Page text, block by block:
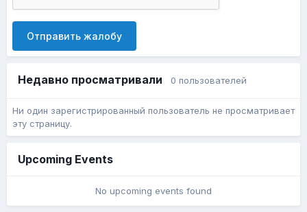
Отправить жалобу
Недавно просматривали 0 пользователей
Ни один зарегистрированный пользователь не просматривает
эту страницу.
Upcoming Events
No upcoming events found